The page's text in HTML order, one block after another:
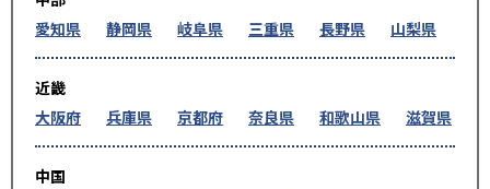
愛知県
静岡県 岐阜県 三重県 長野県 山梨県
近畿
大阪府
兵庫県 京都府 奈良県 和歌山県 滋賀県
中国